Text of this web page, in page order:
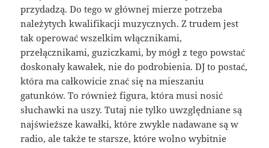
przydadzą. Do tego w głównej mierze potrzeba
należytych kwalifikacji muzycznych. Z trudem jest
tak operować wszelkim włącznikami,
przełącznikami, guziczkami, by mógł z tego powstać
doskonały kawałek, nie do podrobienia. DJ to postać,
która ma całkowicie znać się na mieszaniu
gatunków. To również figura, która musi nosić
słuchawki na uszy. Tutaj nie tylko uwzględniane są
najświeższe kawałki, które zwykle nadawane są w
radio, ale także te starsze, które wolno wybitnie